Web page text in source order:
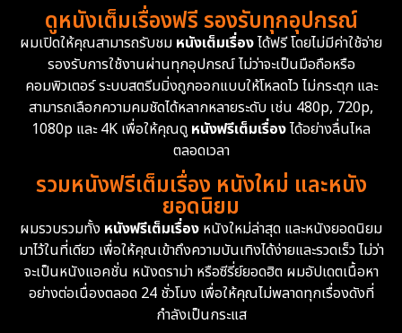
ดูหนังเต็มเรื่องฟรี รองรับทุกอุปกรณ์
ผมเปิดให้คุณสามารถรับชม หนังเต็มเรื่องได้ฟรี โดยไม่มีค่าใช้จ่าย
รองรับการใช้งานผ่านทุกอุปกรณ์ ไม่ว่าจะเป็นมือถือหรือ
คอมพิวเตอร์ ระบบสตรีมมิ่งถูกออกแบบให้โหลดไว ไม่กระตุก และ
สามารถเลือกความคมชัดได้หลากหลายระดับ เช่น 480p, 720p,
1080p และ 4K เพื่อให้คุณดูหนังฟรีเต็มเรื่องได้อย่างลื่นไหล
ตลอดเวลา
รวมหนังฟรีเต็มเรื่อง หนังใหม่ และหนัง
ยอดนิยม
ผมรวบรวมทั้ง หนังฟรีเต็มเรื่อง หนังใหม่ล่าสุด และหนังยอดนิยม
มาไว้ในที่เดียว เพื่อให้คุณเข้าถึงความบันเทิงได้ง่ายและรวดเร็ว ไม่ว่า
จะเป็นหนังแอคชั่น หนังดราม่า หรือซีรี่ย์ยอดฮิต ผมอัปเดตเนื้อหา
อย่างต่อเนื่องตลอด 24 ชั่วโมง เพื่อให้คุณไม่พลาดทุกเรื่องดังที่
กำลังเป็นกระแส